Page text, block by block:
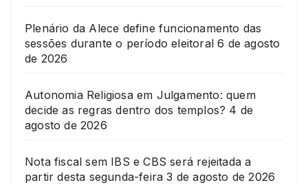
Plenário da Alece define funcionamento das
sessões durante o período eleitoral 6 de agosto
de 2026
Autonomia Religiosa em Julgamento: quem
decide as regras dentro dos templos? 4 de
agosto de 2026
Nota fiscal sem IBS e CBS será rejeitada a
partir desta segunda-feira 3 de agosto de 2026